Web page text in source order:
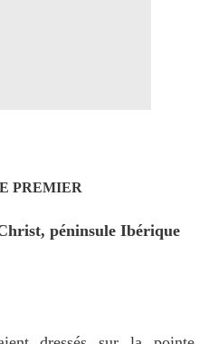
PREMIER
péninsule Ibérique